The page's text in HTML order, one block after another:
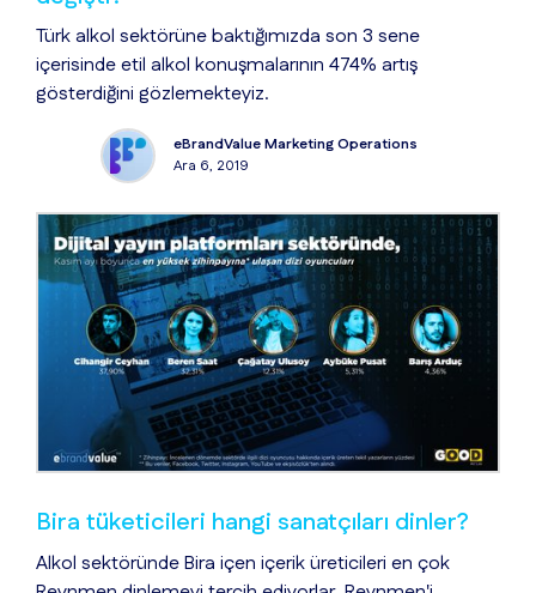
Türk alkol sektörüne baktığımızda son 3 sene
içerisinde etil alkol konuşmalarının 474% artış
gösterdiğini gözlemekteyiz.
eBrandValue Marketing Operations
Ara 6, 2019
Bira tüketicileri hangi sanatçıları dinler?
Alkol sektöründe Bira içen içerik üreticileri en çok